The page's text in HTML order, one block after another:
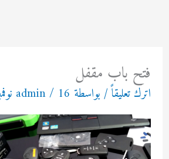
فتح باب مقفل
اترك تعليقاً/ بواسطة admin/ 16 نوفمبر، 2023